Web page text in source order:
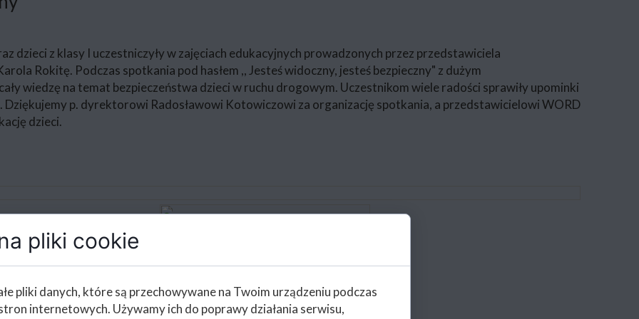
dzieci z klasy I uczestniczyły w zajęciach edukacyjnych prowadzonych przez przedstawiciela
Rokitę. Podczas spotkania pod hasłem ,, Jesteś widoczny, jesteś bezpieczny" z dużym
wiedzę na temat bezpieczeństwa dzieci w ruchu drogowym. Uczestnikom wiele radości sprawiły upominki
Dziękujemy p. dyrektorowi Radosławowi Kotowiczowi za organizację spotkania, a przedstawicielowi WORD
dzieci.
pliki cookie
pliki danych, które są przechowywane na Twoim urządzeniu podczas
internetowych. Używamy ich do poprawy działania serwisu,